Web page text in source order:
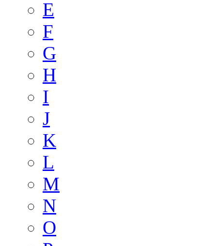
E
F
G
H
I
J
K
L
M
N
O